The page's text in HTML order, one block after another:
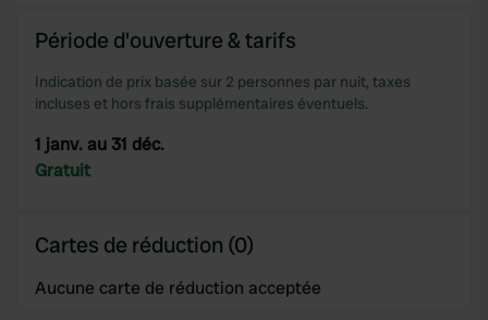
Période d'ouverture & tarifs
Indication de prix basée sur 2 personnes par nuit, taxes
incluses et hors frais supplémentaires éventuels.
1 janv. au 31 déc.
Gratuit
Cartes de réduction (0)
Aucune carte de réduction acceptée